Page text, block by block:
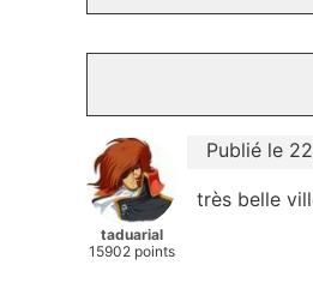
taduarial
15902 points
Publié le
très belle